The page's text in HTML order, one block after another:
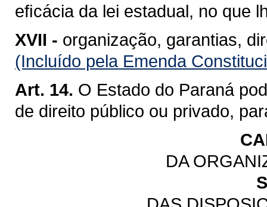
eﬁcácia da lei estadual, no que
XVII - organização, garantias,
(Incluído pela Emenda
Art. 14. O Estado do Paraná
de direito público ou privado,
DA